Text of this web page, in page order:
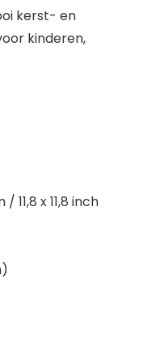
kerst- en
kinderen,
x 11,8 inch